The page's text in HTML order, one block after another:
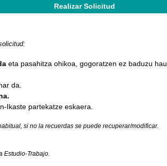
Realizar Solicitud
eta pasahitza ohikoa, gogoratzen ez baduzu hau
da.
Ikaste partekatze eskaera.
si no la recuerdas se puede recuperar/modificar.
Estudio-Trabajo.